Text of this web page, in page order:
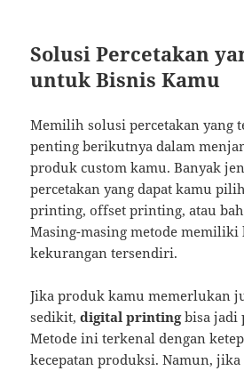
Solusi Percetakan
untuk Bisnis Kamu
Memilih solusi percetakan yang
penting berikutnya dalam
produk custom kamu. Banyak
percetakan yang dapat kamu
printing, offset printing, atau
Masing-masing metode memiliki
kekurangan tersendiri.
Jika produk kamu memerlukan
sedikit,digital printingbisa jadi
Metode ini terkenal dengan
kecepatan produksi. Namun, jika